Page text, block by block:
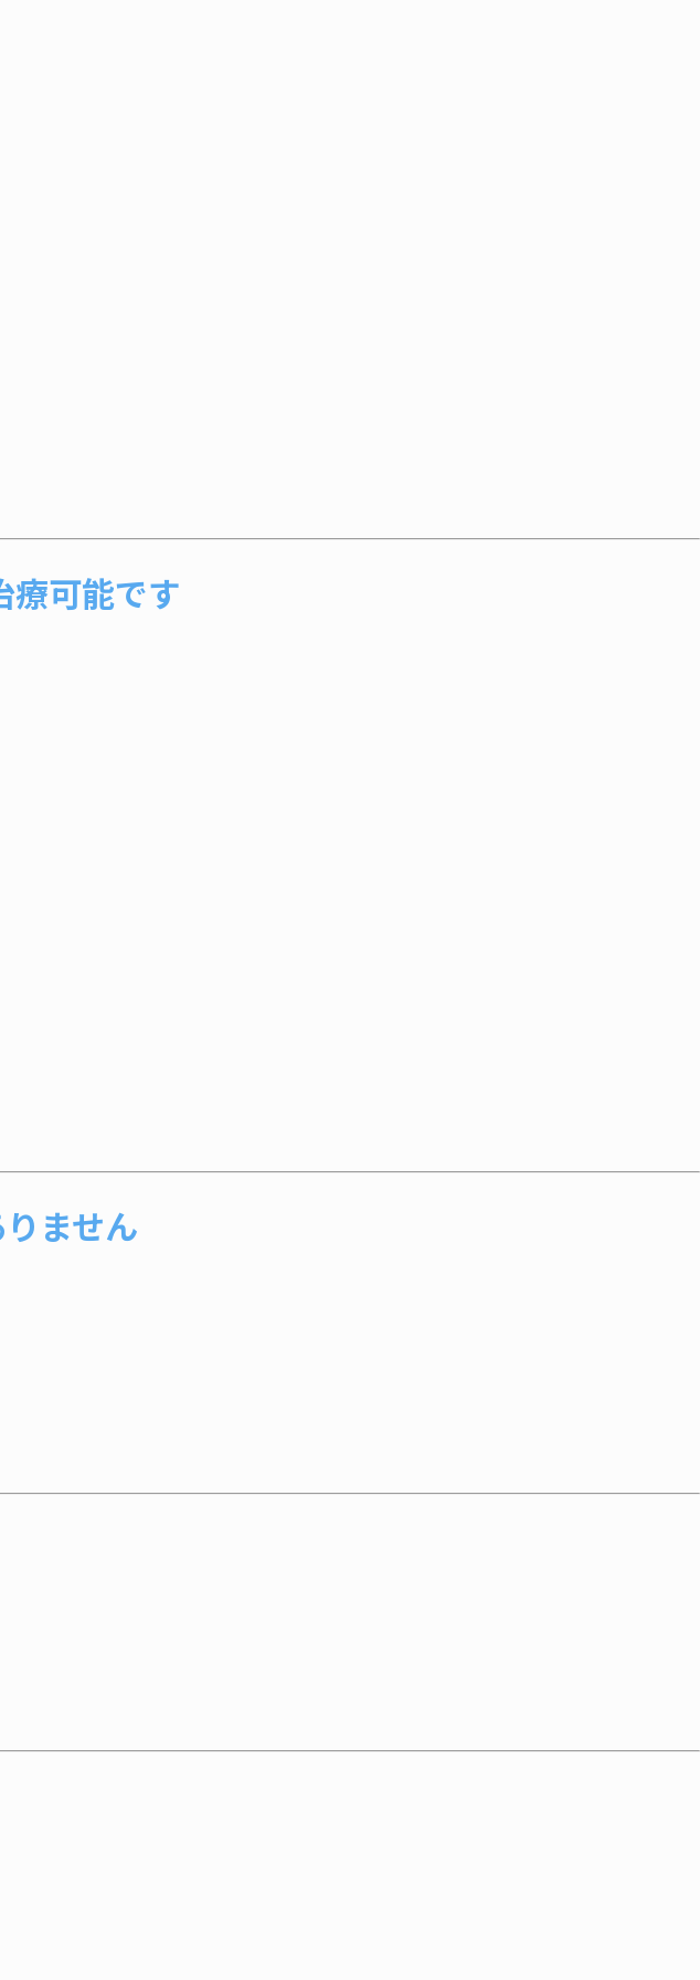
療可能です
ません